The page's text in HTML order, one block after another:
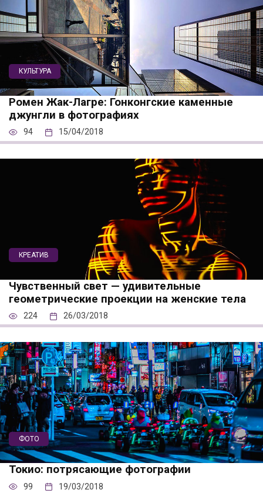
КУЛЬТУРА
Ромен Жак-Лагре: Гонконгские каменные
джунгли в фотографиях
94 15/04/2018
КРЕАТИВ
Чувственный свет — удивительные
геометрические проекции на женские тела
224 26/03/2018
ФОТО
Токио: потрясающие фотографии
99 19/03/2018